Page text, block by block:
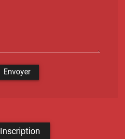
Envoyer
Inscription